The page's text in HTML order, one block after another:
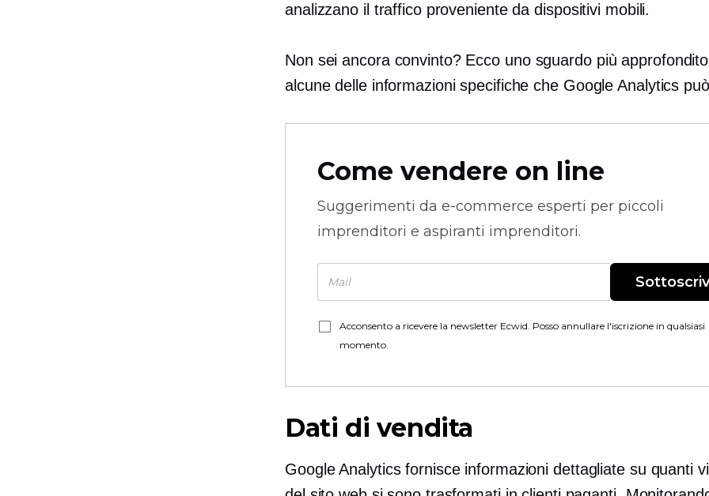
analizzano il traffico proveniente da dispositivi mobili.
Non sei ancora convinto? Ecco uno sguardo più
alcune delle informazioni specifiche che Google Analytics
Come vendere on line
Suggerimenti da e-commerce esperti per piccoli
imprenditori e aspiranti imprenditori.
Acconsento a ricevere la newsletter Ecwid. Posso annullare l'iscrizione in qualsiasi
momento.
Dati di vendita
Google Analytics fornisce informazioni dettagliate su quanti